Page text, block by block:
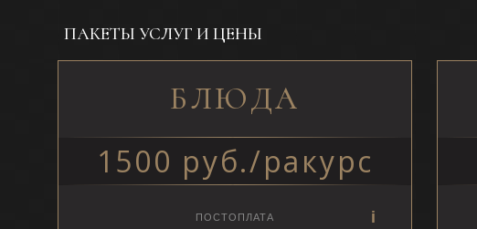
ПАКЕТЫ УСЛУГ И ЦЕНЫ
БЛЮДА
1500 руб./ракурс
ПОСТОПЛАТА